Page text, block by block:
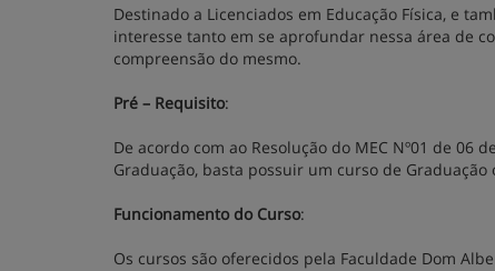
Destinado a Licenciados em Educação Física, e
interesse tanto em se aprofundar nessa área de
compreensão do mesmo.
Pré – Requisito:
De acordo com ao Resolução do MEC Nº01 de
Graduação, basta possuir um curso de
Funcionamento do Curso:
Os cursos são oferecidos pela Faculdade Dom